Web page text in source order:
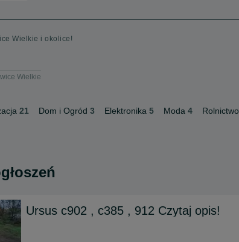
Wielkie i okolice!
Wielkie
21 Dom i Ogród 3 Elektronika 5 Moda 4 Rolnictwo
Ursus c902 , c385 , 912 Czytaj opis!